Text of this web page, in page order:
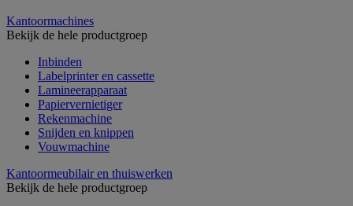
Kantoormachines
Bekijk de hele productgroep
Inbinden
Labelprinter en cassette
Lamineerapparaat
Papiervernietiger
Rekenmachine
Snijden en knippen
Vouwmachine
Kantoormeubilair en thuiswerken
Bekijk de hele productgroep